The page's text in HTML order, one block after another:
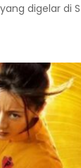
digelar di